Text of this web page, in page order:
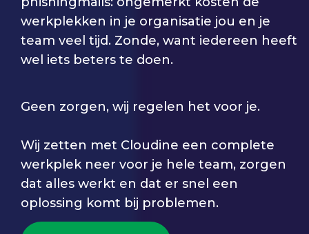
werkplekken in je organisatie jou en je
team veel tijd. Zonde, want iedereen heeft
wel iets beters te doen.
Geen zorgen, wij regelen het voor je.
Wij zetten met Cloudine een complete
werkplek neer voor je hele team, zorgen
dat alles werkt en dat er snel een
oplossing komt bij problemen.